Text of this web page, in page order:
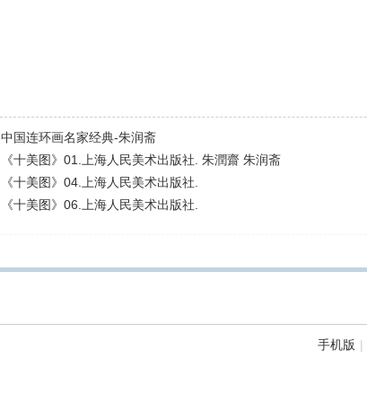
中国连环画名家经典-朱润斋
《十美图》01.上海人民美术出版社. 朱潤齋 朱润斋
《十美图》04.上海人民美术出版社.
《十美图》06.上海人民美术出版社.
手机版 |